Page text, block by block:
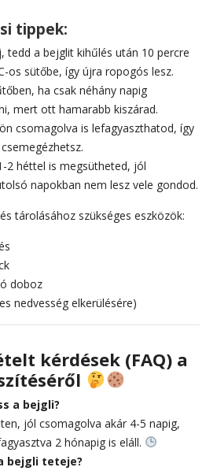
tippek:
tedd a bejglit kihűlés után 10 percre
os sütőbe, így újra ropogós lesz.
ha csak néhány napig
mert ott hamarabb kiszárad.
csomagolva is lefagyaszthatod, így
2 héttel is megsütheted, jól
napokban nem lesz vele gondod.
tárolásához szükséges eszközök:
doboz
nedvesség elkerülésére)
kérdések (FAQ) a
a bejgli?
jól csomagolva akár 4-5 napig,
2 hónapig is eláll.
bejgli teteje?